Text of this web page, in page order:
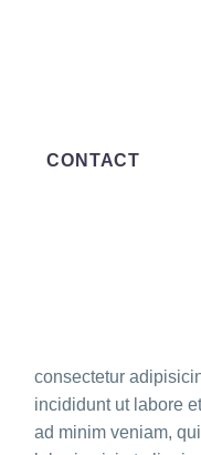
CONTACT
consectetur
incididunt ut labore
ad minim veniam,